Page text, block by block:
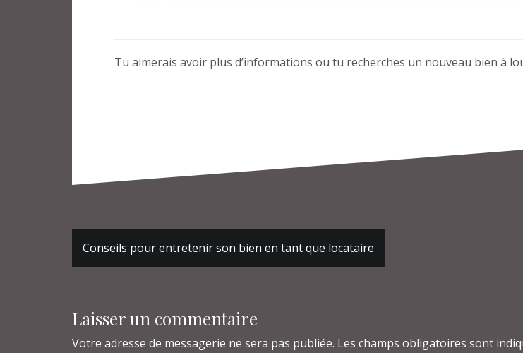
Tu aimerais avoir plus d’informations ou tu recherches un nouveau bien à
Navigation
de
l’article
Conseils pour entretenir son bien en tant que locataire
Laisser un commentaire
Votre adresse de messagerie ne sera pas publiée. Les champs obligatoires sont